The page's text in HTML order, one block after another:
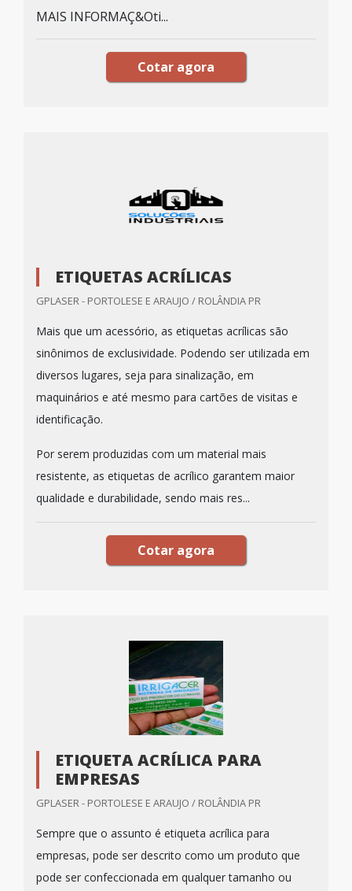
MAIS INFORMAÇ&Oti...
Cotar agora
ETIQUETAS ACRÍLICAS
GPLASER - PORTOLESE E ARAUJO / ROLÂNDIA PR
Mais que um acessório, as etiquetas acrílicas são
sinônimos de exclusividade. Podendo ser utilizada em
diversos lugares, seja para sinalização, em
maquinários e até mesmo para cartões de visitas e
identificação.
Por serem produzidas com um material mais
resistente, as etiquetas de acrílico garantem maior
qualidade e durabilidade, sendo mais res...
Cotar agora
ETIQUETA ACRÍLICA PARA
EMPRESAS
GPLASER - PORTOLESE E ARAUJO / ROLÂNDIA PR
Sempre que o assunto é etiqueta acrílica para
empresas, pode ser descrito como um produto que
pode ser confeccionada em qualquer tamanho ou